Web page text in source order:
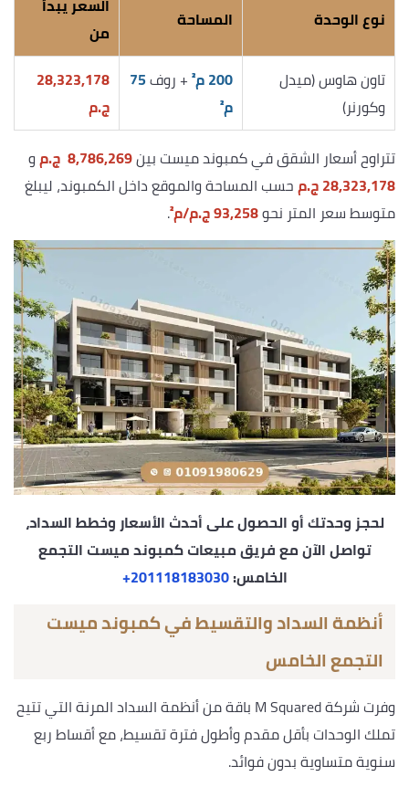
نوع الوحدة المساحة
السعر يبدأ
من
تاون هاوس (ميدل
وكورنر)
200 م² + روف75
م²
28,323,178
ج.م
تتراوح أسعار الشقق في كمبوند ميست بين8,786,269 ج.مو
28,323,178ج.محسب المساحة والموقع داخل الكمبوند، ليبلغ
متوسط سعر المتر نحو93,258 ج.م/م² .
لحجز وحدتك أو الحصول على أحدث الأسعار وخطط السداد،
تواصل الآن مع فريق مبيعات كمبوند ميست التجمع
الخامس:‎+201118183030
أنظمة السداد والتقسيط في كمبوند ميست
التجمع الخامس
وفرت شركة M Squared باقة من أنظمة السداد المرنة التي تتيح
تملك الوحدات بأقل مقدم وأطول فترة تقسيط، مع أقساط ربع
سنوية متساوية بدون فوائد.